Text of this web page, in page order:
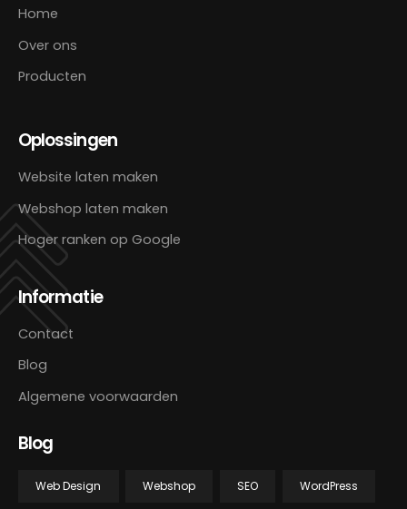
Home
Over ons
Producten
Oplossingen
Website laten maken
Webshop laten maken
Hoger ranken op Google
Informatie
Contact
Blog
Algemene voorwaarden
Blog
Web Design Webshop SEO WordPress